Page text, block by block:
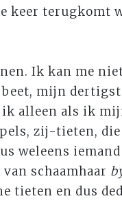
keer terugkomt
Ik kan me
mijn
ik alleen als ik
zij-tieten,
weleens
schaamhaar
tieten en dus